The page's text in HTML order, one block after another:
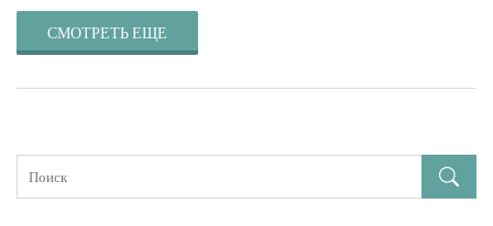
чем кажется.
СМОТРЕТЬ ЕЩЕ